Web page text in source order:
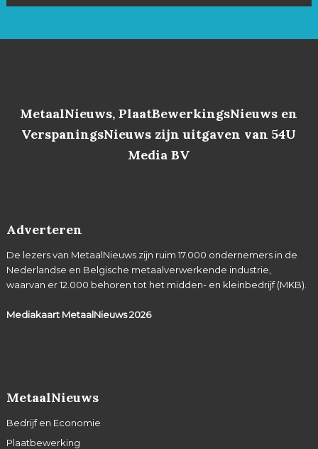
MetaalNieuws, PlaatBewerkingsNieuws en
VerspaningsNieuws zijn uitgaven van 54U
Media BV
Adverteren
De lezers van MetaalNieuws zijn ruim 17.000 ondernemers in de
Nederlandse en Belgische metaalverwerkende industrie,
waarvan er 12.000 behoren tot het midden- en kleinbedrijf (MKB).
Mediakaart MetaalNieuws2026
MetaalNieuws
Bedrijf en Economie
Plaatbewerking